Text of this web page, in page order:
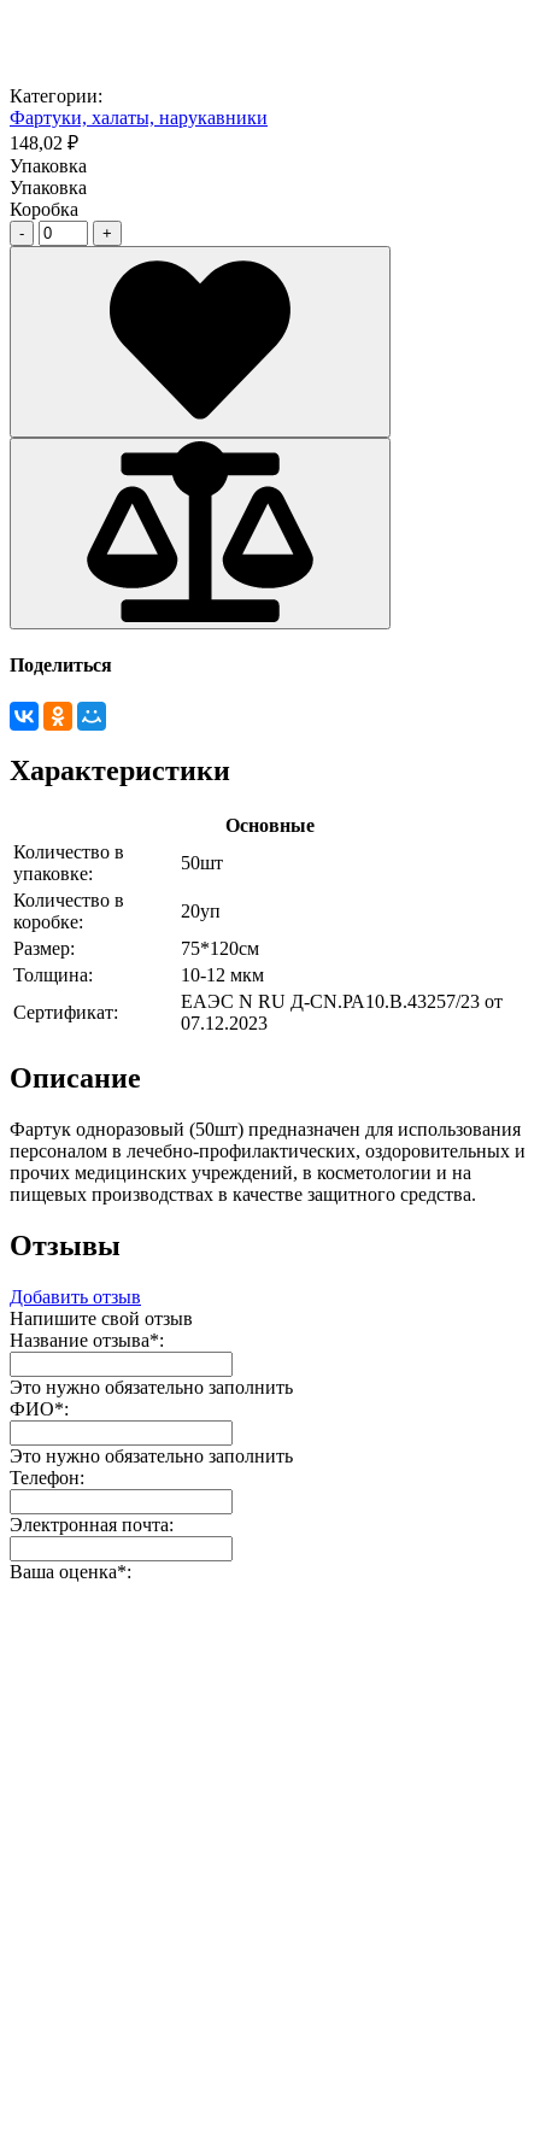
Категории:
Фартуки, халаты, нарукавники
148,02 ₽
Упаковка
Упаковка
Коробка
Поделиться
Характеристики
Основные
Количество в
упаковке:
50шт
Количество в
коробке:
20уп
Размер:
75*120см
Толщина:
10-12 мкм
Сертификат:
ЕАЭС N RU Д-CN.РА10.В.43257/23 от
07.12.2023
Описание
Фартук одноразовый (50шт) предназначен для использования
персоналом в лечебно-профилактических, оздоровительных и
прочих медицинских учреждений, в косметологии и на
пищевых производствах в качестве защитного средства.
Отзывы
Добавить отзыв
Напишите свой отзыв
Название отзыва*:
Это нужно обязательно заполнить
ФИО*:
Это нужно обязательно заполнить
Телефон:
Электронная почта:
Ваша оценка*: